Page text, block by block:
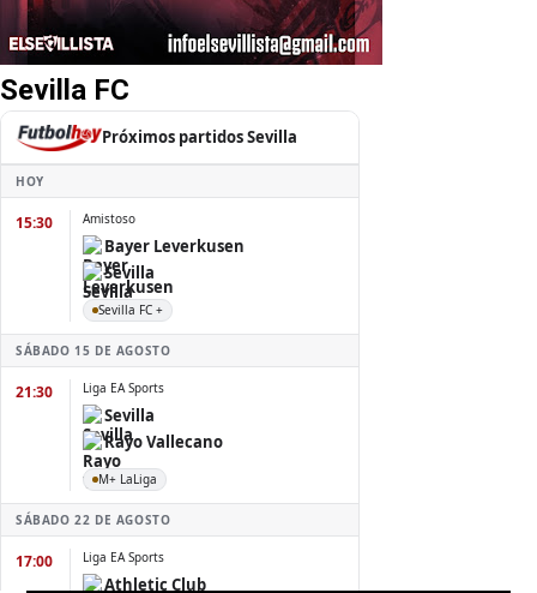
Sevilla FC